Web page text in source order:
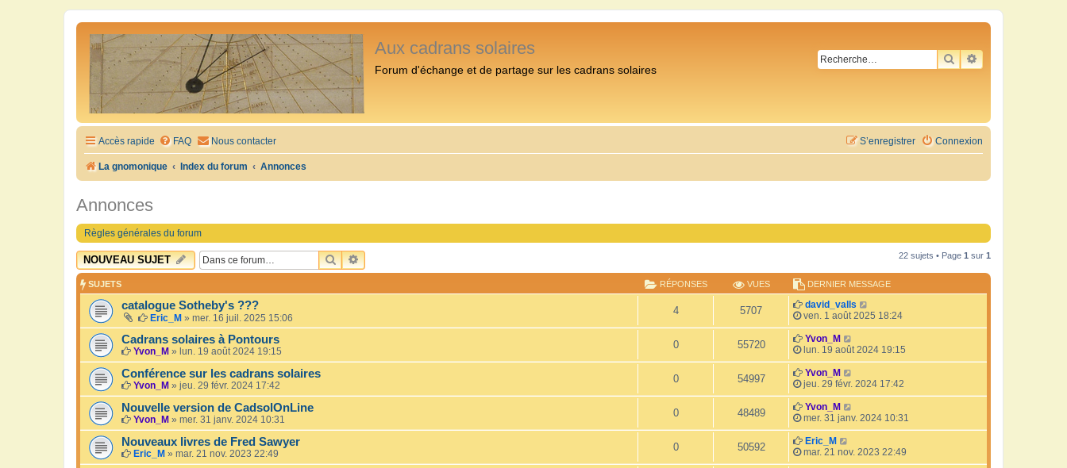
Aux cadrans solaires
Forum d'échange et de partage sur les cadrans solaires
RECHERCHER
RECHERCHE
Accès rapide FAQ Nous contacter Connexion
S’enregistrer
La gnomonique Index du forum Annonces
Annonces
Règles générales du forum
NOUVEAU SUJET RECHERCHER
RECHERCHE AVANCÉE 22 sujets • Page 1 sur 1
SUJETS RÉPONSES VUES DERNIER MESSAGE
catalogue Sotheby's ???
Eric_M » mer. 16 juil. 2025 15:06
4 5707
david_valls
ven. 1 août 2025 18:24
Cadrans solaires à Pontours
Yvon_M » lun. 19 août 2024 19:15
0 55720
Yvon_M
lun. 19 août 2024 19:15
Conférence sur les cadrans solaires
Yvon_M » jeu. 29 févr. 2024 17:42
0 54997
Yvon_M
jeu. 29 févr. 2024 17:42
Nouvelle version de CadsolOnLine
Yvon_M » mer. 31 janv. 2024 10:31
0 48489
Yvon_M
mer. 31 janv. 2024 10:31
Nouveaux livres de Fred Sawyer
Eric_M » mar. 21 nov. 2023 22:49
0 50592
Eric_M
mar. 21 nov. 2023 22:49